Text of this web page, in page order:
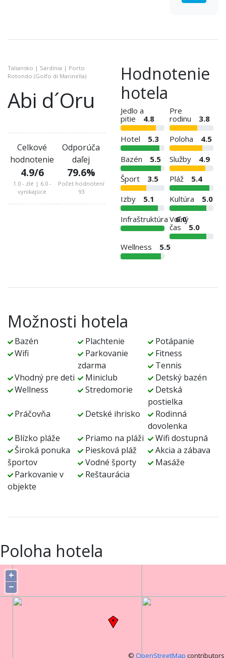
Taliansko | Sardínia | Porto
Rotondo (Golfo di Marinella)
Abi d´Oru
Celkové
hodnotenie
4.9/6
1.0 - zlé | 6.0 -
vynikajúce
Odporúča
daľej
79.6%
Počet hodnotení
93
Hodnotenie
hotela
Jedlo a
pitie
4.8
Pre
rodinu
3.8
Hotel
5.3 Poloha
4.5
Bazén
5.5 Služby
4.9
Šport
3.5 Pláž
5.4
Izby
5.1 Kultúra
5.0
Infraštruktúra
6.0
Voľný
čas
5.0
Wellness
5.5
Možnosti hotela
Bazén Plachtenie
Potápanie
Wifi
Parkovanie
zdarma
Fitness
Tennis
Vhodný pre deti
Miniclub
Detský bazén
Wellness
Stredomorie
Detská
postielka
Práčovňa
Detské ihrisko
Rodinná
dovolenka
Blízko pláže
Priamo na pláži
Wifi dostupná
Široká ponuka
športov
Piesková pláž
Akcia a zábava
Vodné športy
Masáže
Parkovanie v
objekte
Reštaurácia
Poloha hotela
+
−
© OpenStreetMap contributors